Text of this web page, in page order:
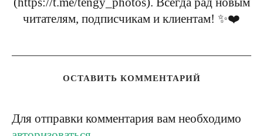
читателям, подписчикам и клиентам! ✨❤️
ОСТАВИТЬ КОММЕНТАРИЙ
Для отправки комментария вам необходимо